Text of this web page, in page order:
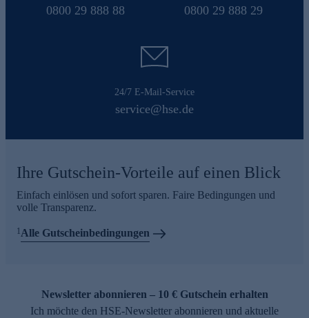
0800 29 888 88 0800 29 888 29
24/7 E-Mail-Service
service@hse.de
Ihre Gutschein-Vorteile auf einen Blick
Einfach einlösen und sofort sparen. Faire Bedingungen und
volle Transparenz.
1 Alle Gutscheinbedingungen
Newsletter abonnieren – 10 € Gutschein erhalten
Ich möchte den HSE-Newsletter abonnieren und aktuelle